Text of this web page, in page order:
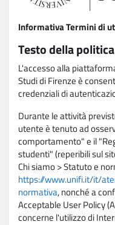
Informativa Termini di
Testo della politica
L'accesso alla
Studi di Firenze è
credenziali di
Durante le attività
utente è tenuto ad
comportamento" e il
studenti" (reperibili sul
Chi siamo > Statuto e
https://www.unifi.it/it/
normativa, nonché a
Acceptable User Policy
concerne l'utilizzo di